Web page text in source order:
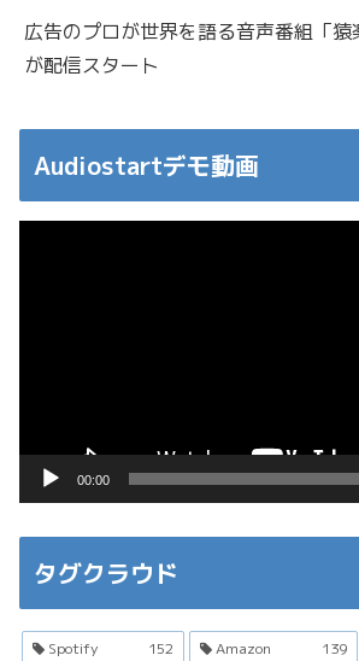
広告のプロが世界を語る音声番組「猿
が配信スタート
Audiostartデモ動画
00:00
タグクラウド
Spotify 152 Amazon 139